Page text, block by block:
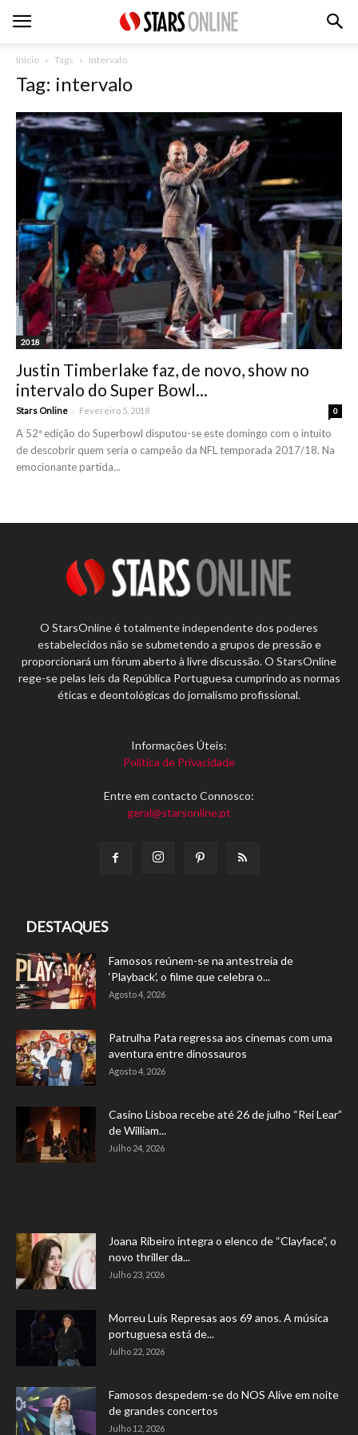
Inicio Tags Intervalo
Tag: intervalo
2018
Justin Timberlake faz, de novo, show no
intervalo do Super Bowl...
Stars Online - Fevereiro 5, 2018 0
A 52ª edição do Superbowl disputou-se este domingo com o intuito
de descobrir quem seria o campeão da NFL temporada 2017/18. Na
emocionante partida...
O StarsOnline é totalmente independente dos poderes
estabelecidos não se submetendo a grupos de pressão e
proporcionará um fórum aberto à livre discussão. O StarsOnline
rege-se pelas leis da República Portuguesa cumprindo as normas
éticas e deontológicas do jornalismo profissional.
Informações Úteis:
Política de Privacidade
Entre em contacto Connosco:
geral@starsonline.pt
DESTAQUES
Famosos reúnem-se na antestreia de
‘Playback’, o filme que celebra o...
Agosto 4, 2026
Patrulha Pata regressa aos cinemas com uma
aventura entre dinossauros
Agosto 4, 2026
Casino Lisboa recebe até 26 de julho “Rei Lear”
de William...
Julho 24, 2026
Joana Ribeiro integra o elenco de “Clayface”, o
novo thriller da...
Julho 23, 2026
Morreu Luís Represas aos 69 anos. A música
portuguesa está de...
Julho 22, 2026
Famosos despedem-se do NOS Alive em noite
de grandes concertos
Julho 12, 2026